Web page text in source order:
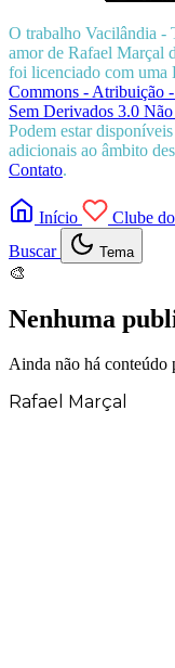
O trabalho Vacilândia -
amor de Rafael Marçal
foi licenciado com uma
Commons - Atribuição
Sem Derivados 3.0
Podem estar
adicionais ao âmbito
Contato.
Início Clube
Buscar
Tema
🎨
Nenhuma
Ainda não há conteúdo
Rafael Marçal